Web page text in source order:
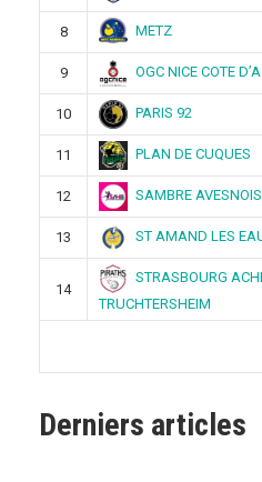
8 METZ
9 OGC NICE COTE
10 PARIS 92
11 PLAN DE CUQUES
12 SAMBRE AVESNOIS
13 ST AMAND LES
14
STRASBOURG
TRUCHTERSHEIM
Derniers articles